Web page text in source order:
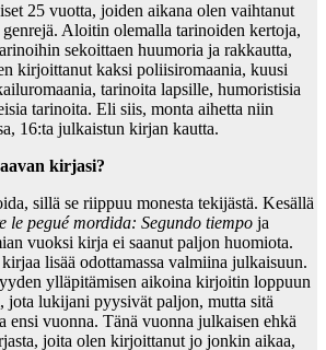
25 vuotta, joiden aikana olen vaihtanut
Aloitin olemalla tarinoiden kertoja,
sekoittaen huumoria ja rakkautta,
kirjoittanut kaksi poliisiromaania, kuusi
tarinoita lapsille, humoristisia
tarinoita. Eli siis, monta aihetta niin
16:ta julkaistun kirjan kautta.
kirjasi?
sillä se riippuu monesta tekijästä. Kesällä
le pegué mordida: Segundo tiempo ja
vuoksi kirja ei saanut paljon huomiota.
lisää odottamassa valmiina julkaisuun.
ylläpitämisen aikoina kirjoitin loppuun
jota lukijani pyysivät paljon, mutta sitä
ensi vuonna. Tänä vuonna julkaisen ehkä
joita olen kirjoittanut jo jonkin aikaa,